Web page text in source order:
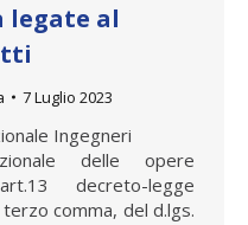
legate al
7 Luglio 2023
Ingegneri
delle opere
decreto-legge
comma, del d.lgs.